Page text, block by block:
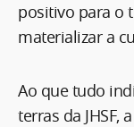
positivo para o
materializar a
Ao que tudo
terras da JHSF,